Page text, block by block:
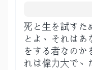
死と生を試すた
とよ、それはあ
をする者なのか
れは偉力大で、